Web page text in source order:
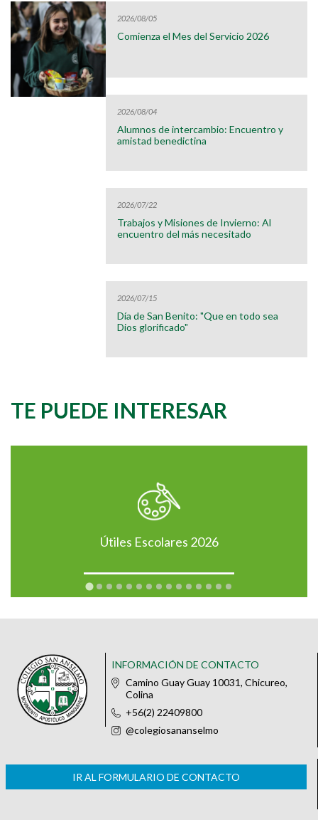
2026/08/05
Comienza el Mes del Servicio 2026
2026/08/04
Alumnos de intercambio: Encuentro y
amistad benedictina
2026/07/22
Trabajos y Misiones de Invierno: Al
encuentro del más necesitado
2026/07/15
Día de San Benito: "Que en todo sea
Dios glorificado"
TE PUEDE INTERESAR
Útiles Escolares 2026
INFORMACIÓN DE CONTACTO
Camino Guay Guay 10031, Chicureo,
Colina
+56(2) 22409800
@colegiosananselmo
IR AL FORMULARIO DE CONTACTO